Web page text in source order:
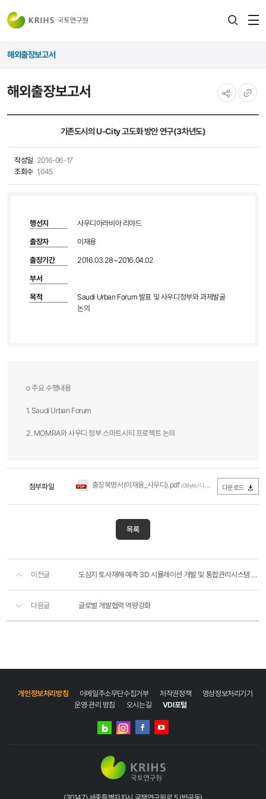
해외출장보고서
해외출장보고서
기존도시의 U-City 고도화 방안 연구(3차년도)
작성일 2016-06-17
조회수 1,045
행선지 사우디아라비아 리야드
출장자 이재용
출장기간 2016.03.28~2016.04.02
부서
목적
Saudi Urban Forum 발표 및 사우디정부와 과제발굴
논의
o 주요 수행내용
1. Saudi Urban Forum
2. MOMRA와 사우디 정부 스마트시티 프로젝트 논의
첨부파일 출장복명서(이재용_사우디).pdf (0Byte / 다운로드 242회) 다운로드
목록
이전글 도심지 토사재해 예측 3D 시뮬레이션 개발 및 통합관리시스템 구축
다음글 글로벌 개발협력 역량강화
개인정보처리방침 이메일주소무단수집거부 저작권정책
영상정보처리기기
운영·관리 방침
오시는길 VDI포털
네이버
인스타그램